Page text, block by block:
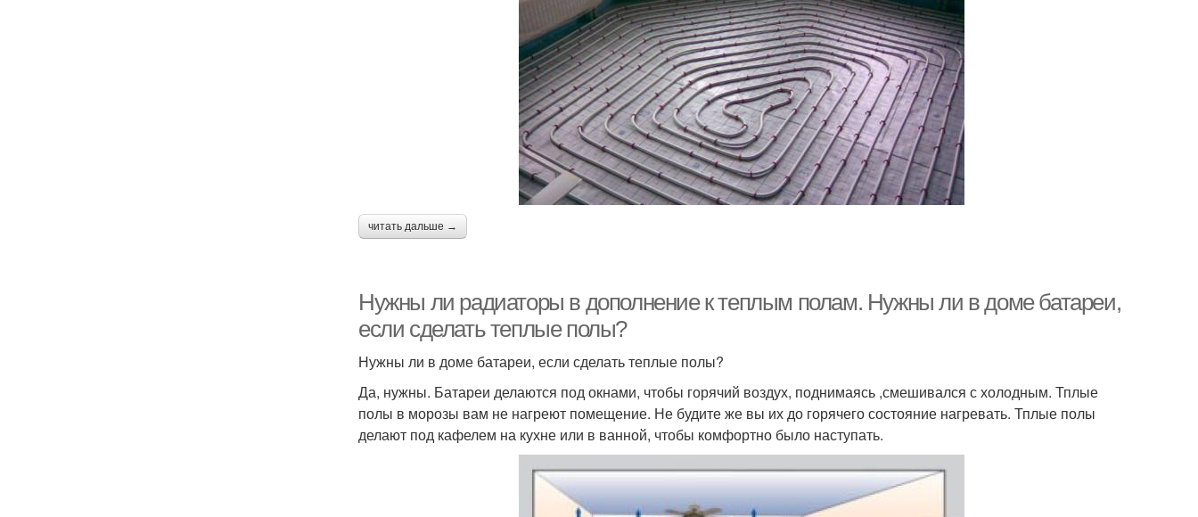
читать дальше →
Нужны ли радиаторы в дополнение к теплым полам. Нужны ли в доме батареи,
если сделать теплые полы?
Нужны ли в доме батареи, если сделать теплые полы?
Да, нужны. Батареи делаются под окнами, чтобы горячий воздух, поднимаясь ,смешивался с холодным. Тплые
полы в морозы вам не нагреют помещение. Не будите же вы их до горячего состояние нагревать. Тплые полы
делают под кафелем на кухне или в ванной, чтобы комфортно было наступать.